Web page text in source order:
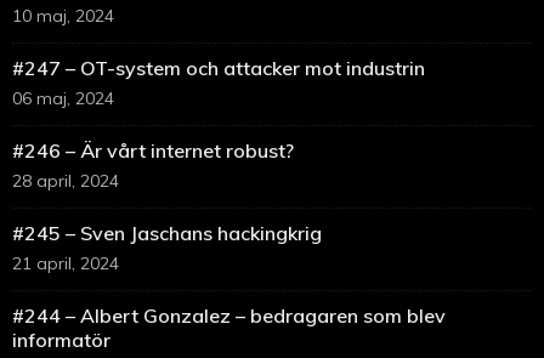
10 maj, 2024
#247 – OT-system och attacker mot industrin
06 maj, 2024
#246 – Är vårt internet robust?
28 april, 2024
#245 – Sven Jaschans hackingkrig
21 april, 2024
#244 – Albert Gonzalez – bedragaren som blev
informatör